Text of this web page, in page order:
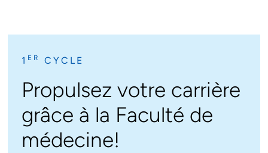
1 ER CYCLE
Propulsez votre carrière
grâce à la Faculté de
médecine!